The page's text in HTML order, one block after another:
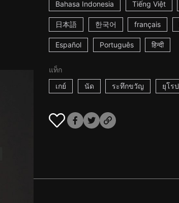
Bahasa Indonesia Tiếng Việt
日本語 한국어 français
Español Português हिन्दी
แท็ก
เกย์
นัด ระทึกขวัญ ยุโรป